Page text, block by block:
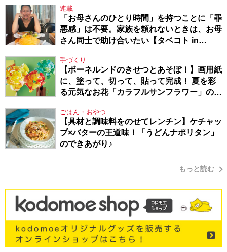
連載
「お母さんのひとり時間」を持つことに「罪
悪感」は不要。家族を頼れないときは、お母
さん同士で助け合いたい【タベコト in
手づくり
【ボーネルンドのきせつとあそぼ！】画用紙
に、塗って、切って、貼って完成！ 夏を彩
る元気なお花「カラフルサンフラワー」の作
ごはん・おやつ
【具材と調味料をのせてレンチン】ケチャッ
プ×バターの王道味！「うどんナポリタン」
のできあがり♪
もっと読む